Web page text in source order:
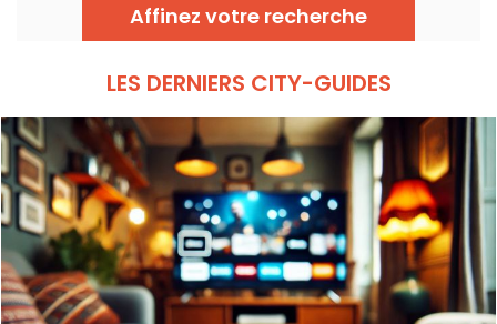
Affinez votre recherche
LES DERNIERS CITY-GUIDES